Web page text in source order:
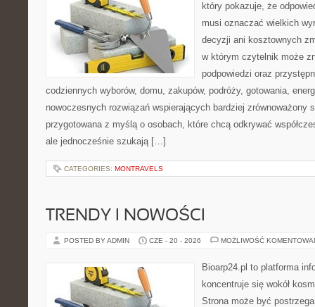
który pokazuje, że
musi oznaczać wielkich
decyzji ani kosztownych
w którym czytelnik może
podpowiedzi oraz
codziennych wyborów, domu, zakupów, podróży, gotowania,
nowoczesnych rozwiązań wspierających bardziej zrównoważony
przygotowana z myślą o osobach, które chcą odkrywać
ale jednocześnie szukają […]
CATEGORIES: MONTRAVELS
TRENDY I NOWOŚCI
POSTED BY ADMIN CZE - 20 - 2026 MOŻLIWOŚĆ
Bioarp24.pl to platforma
koncentruje się wokół
Strona może być